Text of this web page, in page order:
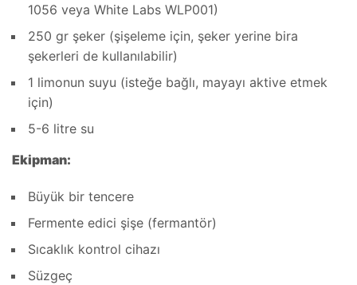
1056 veya White Labs WLP001)
250 gr şeker (şişeleme için, şeker yerine bira
şekerleri de kullanılabilir)
1 limonun suyu (isteğe bağlı, mayayı aktive etmek
için)
5-6 litre su
Ekipman:
Büyük bir tencere
Fermente edici şişe (fermantör)
Sıcaklık kontrol cihazı
Süzgeç